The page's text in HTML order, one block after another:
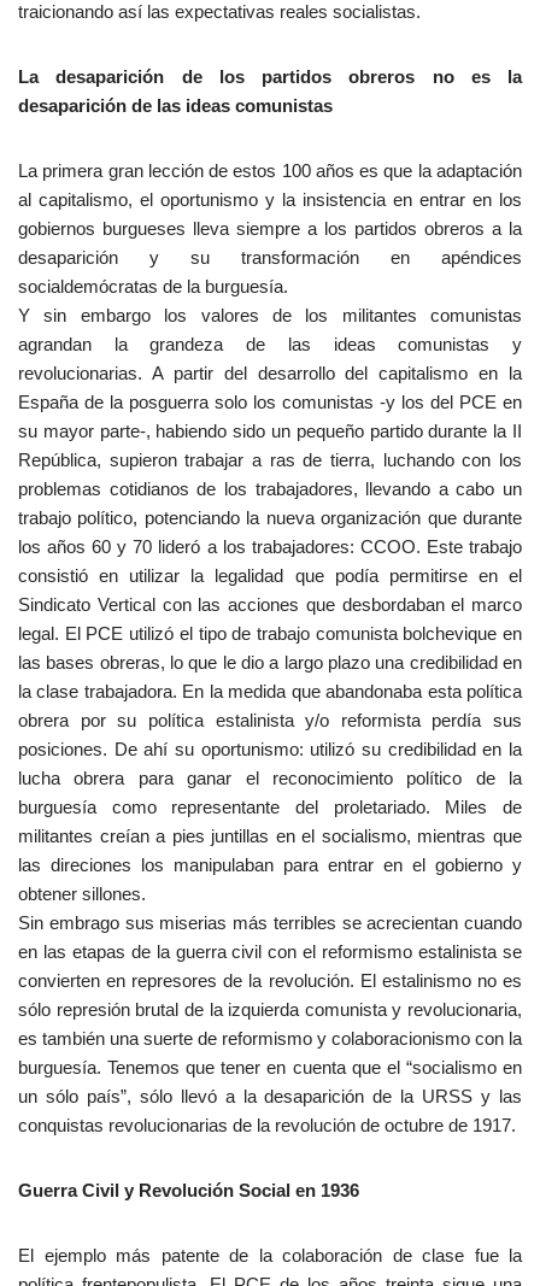
traicionando así las expectativas reales socialistas.
La desaparición de los partidos obreros no es la
desaparición de las ideas comunistas
La primera gran lección de estos 100 años es que la adaptación
al capitalismo, el oportunismo y la insistencia en entrar en los
gobiernos burgueses lleva siempre a los partidos obreros a la
desaparición y su transformación en apéndices
socialdemócratas de la burguesía.
Y sin embargo los valores de los militantes comunistas
agrandan la grandeza de las ideas comunistas y
revolucionarias. A partir del desarrollo del capitalismo en la
España de la posguerra solo los comunistas -y los del PCE en
su mayor parte-, habiendo sido un pequeño partido durante la II
República, supieron trabajar a ras de tierra, luchando con los
problemas cotidianos de los trabajadores, llevando a cabo un
trabajo político, potenciando la nueva organización que durante
los años 60 y 70 lideró a los trabajadores: CCOO. Este trabajo
consistió en utilizar la legalidad que podía permitirse en el
Sindicato Vertical con las acciones que desbordaban el marco
legal. El PCE utilizó el tipo de trabajo comunista bolchevique en
las bases obreras, lo que le dio a largo plazo una credibilidad en
la clase trabajadora. En la medida que abandonaba esta política
obrera por su política estalinista y/o reformista perdía sus
posiciones. De ahí su oportunismo: utilizó su credibilidad en la
lucha obrera para ganar el reconocimiento político de la
burguesía como representante del proletariado. Miles de
militantes creían a pies juntillas en el socialismo, mientras que
las direciones los manipulaban para entrar en el gobierno y
obtener sillones.
Sin embrago sus miserias más terribles se acrecientan cuando
en las etapas de la guerra civil con el reformismo estalinista se
convierten en represores de la revolución. El estalinismo no es
sólo represión brutal de la izquierda comunista y revolucionaria,
es también una suerte de reformismo y colaboracionismo con la
burguesía. Tenemos que tener en cuenta que el “socialismo en
un sólo país”, sólo llevó a la desaparición de la URSS y las
conquistas revolucionarias de la revolución de octubre de 1917.
Guerra Civil y Revolución Social en 1936
El ejemplo más patente de la colaboración de clase fue la